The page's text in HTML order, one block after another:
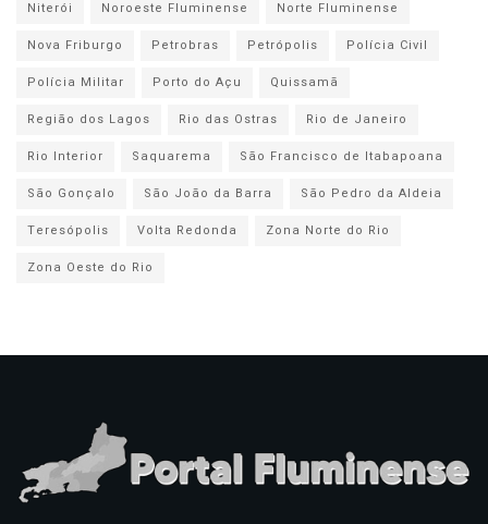
Niterói
Noroeste Fluminense
Norte Fluminense
Nova Friburgo
Petrobras Petrópolis
Polícia Civil
Polícia Militar
Porto do Açu
Quissamã
Região dos Lagos
Rio das Ostras
Rio de Janeiro
Rio Interior
Saquarema
São Francisco de Itabapoana
São Gonçalo
São João da Barra
São Pedro da Aldeia
Teresópolis
Volta Redonda
Zona Norte do Rio
Zona Oeste do Rio